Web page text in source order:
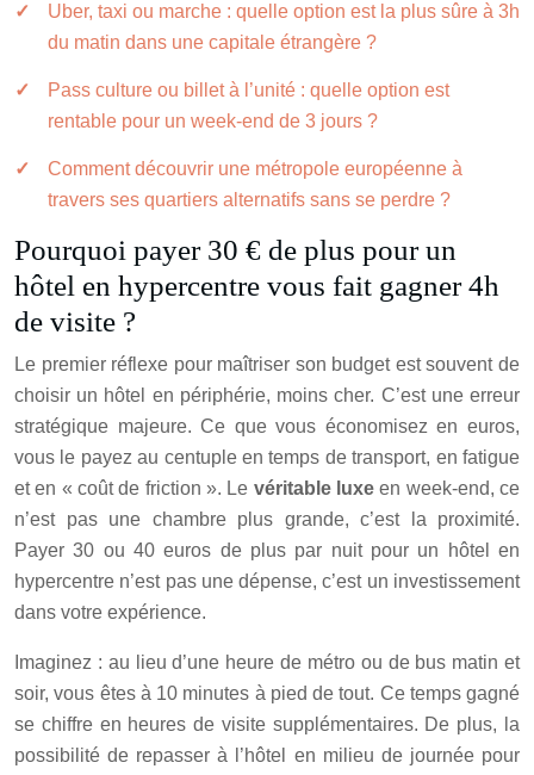
Uber, taxi ou marche : quelle option est la plus sûre à 3h
du matin dans une capitale étrangère ?
Pass culture ou billet à l’unité : quelle option est
rentable pour un week-end de 3 jours ?
Comment découvrir une métropole européenne à
travers ses quartiers alternatifs sans se perdre ?
Pourquoi payer 30 € de plus pour un
hôtel en hypercentre vous fait gagner 4h
de visite ?
Le premier réflexe pour maîtriser son budget est souvent de
choisir un hôtel en périphérie, moins cher. C’est une erreur
stratégique majeure. Ce que vous économisez en euros,
vous le payez au centuple en temps de transport, en fatigue
et en « coût de friction ». Le véritable luxe en week-end, ce
n’est pas une chambre plus grande, c’est la proximité.
Payer 30 ou 40 euros de plus par nuit pour un hôtel en
hypercentre n’est pas une dépense, c’est un investissement
dans votre expérience.
Imaginez : au lieu d’une heure de métro ou de bus matin et
soir, vous êtes à 10 minutes à pied de tout. Ce temps gagné
se chiffre en heures de visite supplémentaires. De plus, la
possibilité de repasser à l’hôtel en milieu de journée pour